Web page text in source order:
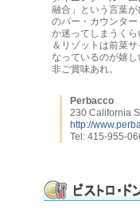
融合」という言葉
のバー・カウンタ
か迷ってしまうく
＆リゾットは前菜
なっているのが嬉
非ご賞味あれ。
Perbacco
230 California
http://
Tel: 415-955-